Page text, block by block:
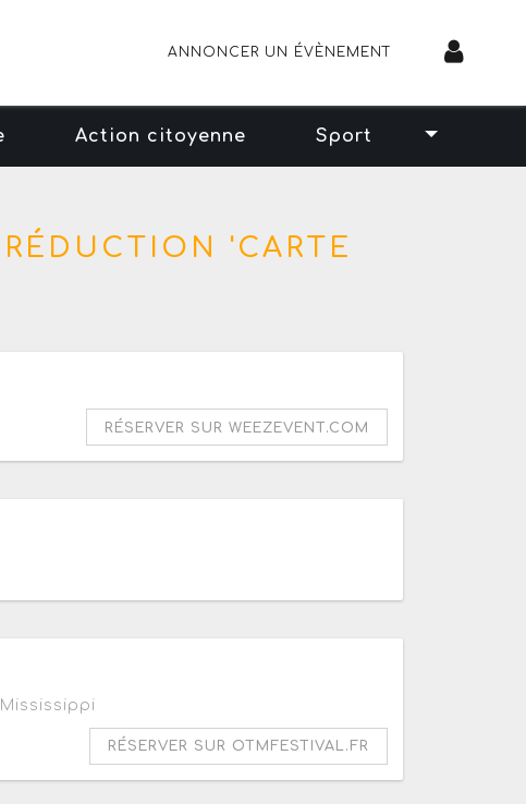
ANNONCER UN ÉVÈNEMENT
Action citoyenne Sport
'CARTE
RÉSERVER SUR WEEZEVENT.COM
RÉSERVER SUR OTMFESTIVAL.FR